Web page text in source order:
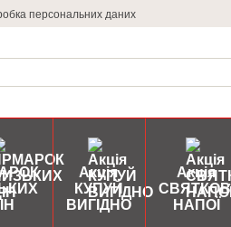
персональних даних
Акція
КУПУЙ
ВИГІДНО
Акція
СВЯТКОВІ
НАПОЇ